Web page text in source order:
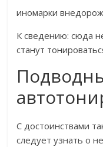
иномарки
К сведению: сюда
станут
С достоинствами
следует узнать о